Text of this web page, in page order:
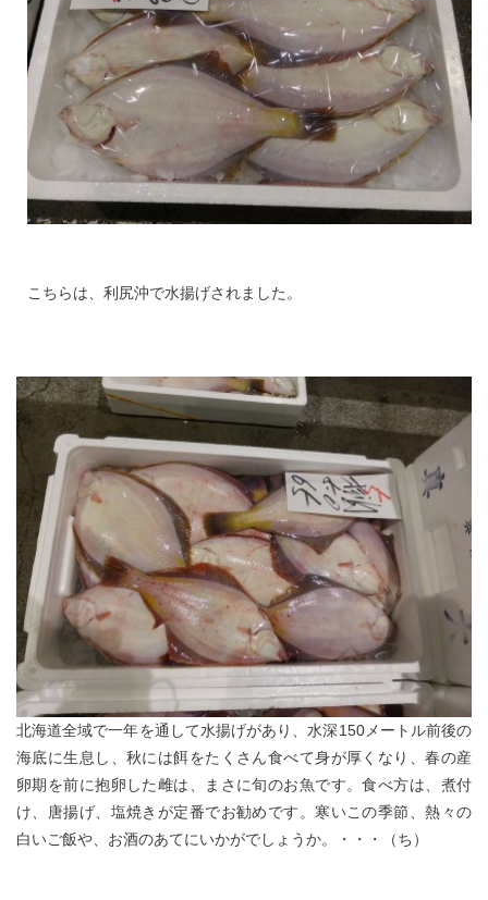
こちらは、利尻沖で水揚げされました。
北海道全域で一年を通して水揚げがあり、水深150メートル前後の
海底に生息し、秋には餌をたくさん食べて身が厚くなり、春の産
卵期を前に抱卵した雌は、まさに旬のお魚です。食べ方は、煮付
け、唐揚げ、塩焼きが定番でお勧めです。寒いこの季節、熱々の
白いご飯や、お酒のあてにいかがでしょうか。・・・（ち）